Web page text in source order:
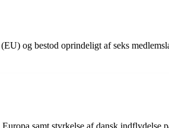
og bestod oprindeligt af seks
samt styrkelse af dansk indflydelse